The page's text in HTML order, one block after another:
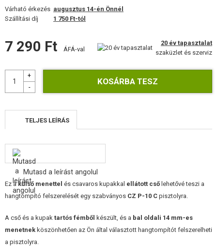
RÁDIÓS, FEJHALLGATÓ, KAMERÁK
PÓTALKATRÉSZEK FEGYVEREKHEZ
FEGYVER JAVÍTÁS ÉS KARBANTARTÁS
ÖNVÉDELMI FELSZERELÉSEK, KÉPZÉS, KÉSEK
CÉLOK, LŐLAP
ÉLELMISZER
ÉPÍTŐKÉSZLETEK, MODELLEK
SÉRÜLT, HASZNÁLT ÁRUK
Várható érkezés augusztus 14-én Önnél
Szállítási díj
1 750 Ft-tól
7 290 Ft ÁFÁ-val
20 év tapasztalat
szaküzlet és szerviz
TELJES LEÍRÁS
Mutasd a leírást angolul
Ez akülső menettel és csavaros kupakkal ellátott cső lehetővé teszi a
hangtompító felszerelését egy szabványos CZ P-10 C pisztolyra.
A cső és a kupak tartós fémből készült, és a bal oldali 14 mm-es
menetnek köszönhetően az Ön által választott hangtompítót felszerelheti
a pisztolyra.